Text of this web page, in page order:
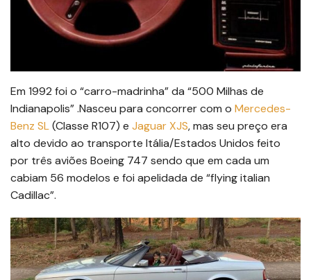
Em 1992 foi o “carro-madrinha” da “500 Milhas de
Indianapolis” .Nasceu para concorrer com o Mercedes-
Benz SL(Classe R107) e Jaguar XJS, mas seu preço era
alto devido ao transporte Itália/Estados Unidos feito
por três aviões Boeing 747 sendo que em cada um
cabiam 56 modelos e foi apelidada de “flying italian
Cadillac”.